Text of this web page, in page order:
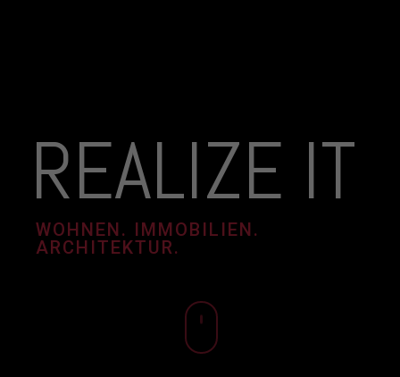
REALIZE IT
WOHNEN. IMMOBILIEN.
ARCHITEKTUR.